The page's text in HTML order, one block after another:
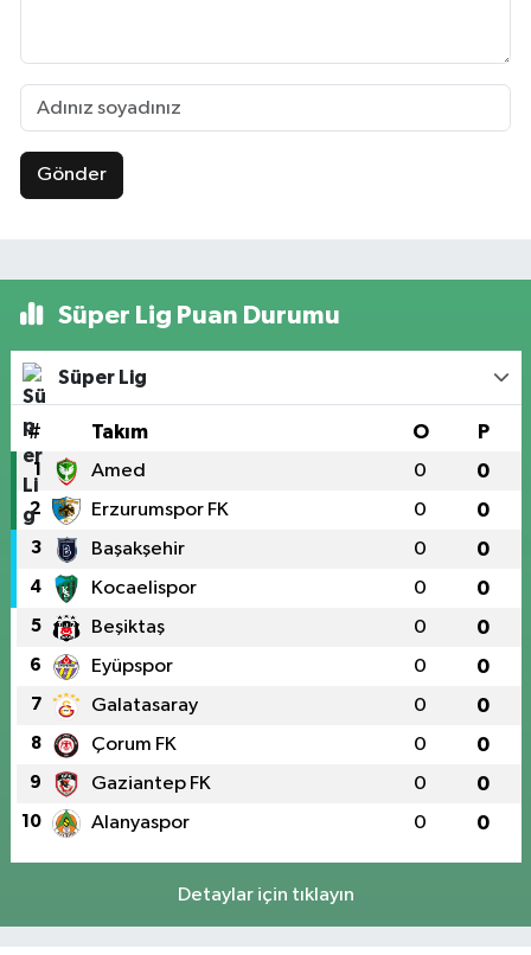
Gönder
Süper Lig Puan Durumu
Süper Lig
# Takım O P
1 Amed 0 0
2 Erzurumspor FK 0 0
3 Başakşehir 0 0
4 Kocaelispor 0 0
5 Beşiktaş 0 0
6 Eyüpspor 0 0
7 Galatasaray 0 0
8 Çorum FK 0 0
9 Gaziantep FK 0 0
10 Alanyaspor 0 0
Detaylar için tıklayın